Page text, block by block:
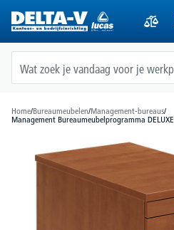
Home/Bureaumeubelen/Management-bureaus/
Management Bureaumeubelprogramma DELUXE
Afbeeldingengalerij overslaan